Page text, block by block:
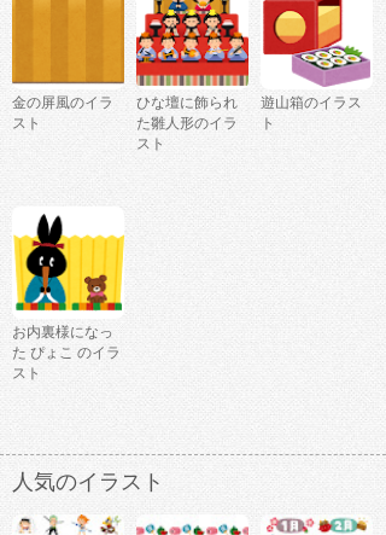
金の屏風のイラ
スト
ひな壇に飾られ
た雛人形のイラ
スト
遊山箱のイラス
ト
お内裏様になっ
た ぴょこ のイラ
スト
人気のイラスト